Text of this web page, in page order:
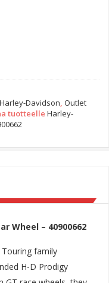
Harley-Davidson Outlet
tuotteelle Harley-
Wheel – 40900662
family
H-D Prodigy